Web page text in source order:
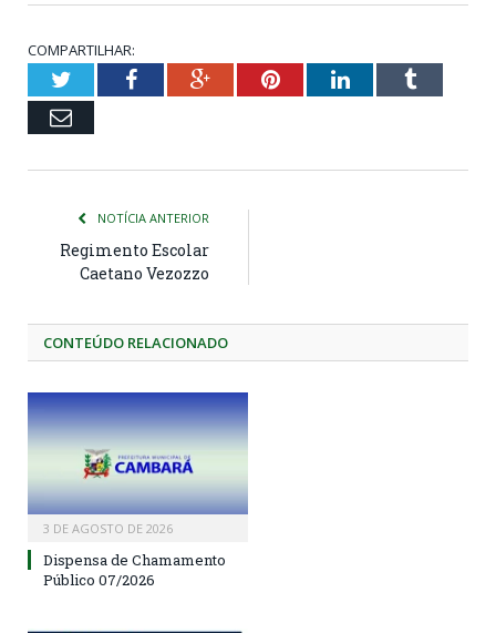
COMPARTILHAR:
TwitterFacebookGoogle+PinterestLinkedInTumblr
Email
NOTÍCIA ANTERIOR
Regimento Escolar
Caetano Vezozzo
CONTEÚDO RELACIONADO
3 DE AGOSTO DE 2026
Dispensa de Chamamento
Público 07/2026